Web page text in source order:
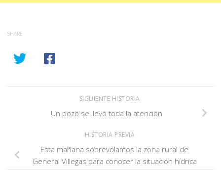
SHARE
SIGUIENTE HISTORIA
Un pozo se llevó toda la atención
HISTORIA PREVIA
Esta mañana sobrevolamos la zona rural de
General Villegas para conocer la situación hídrica